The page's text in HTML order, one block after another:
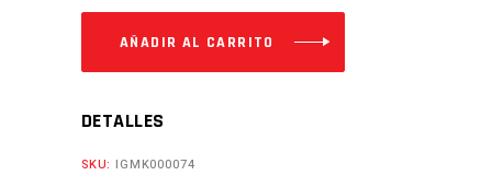
CB190
CARGO
TWISTER
Cantidad
AÑADIR AL CARRITO
DETALLES
SKU: IGMK000074